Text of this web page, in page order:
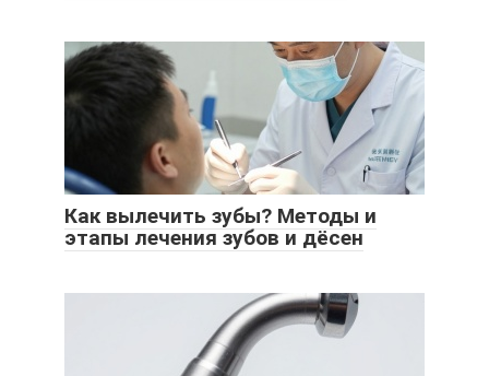
Как вылечить зубы? Методы и
этапы лечения зубов и дёсен